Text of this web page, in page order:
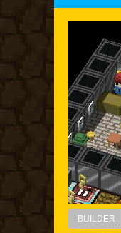
BUILDER